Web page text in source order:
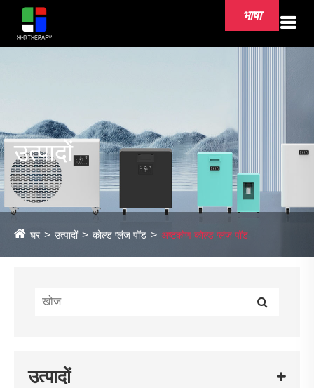
भाषा
उत्पादों
घर उत्पादों कोल्ड प्लंज पॉड अष्टकोण कोल्ड प्लंज पॉड
उत्पादों